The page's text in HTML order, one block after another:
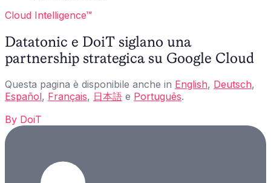
Cloud Intelligence™
Datatonic e DoiT siglano una
partnership strategica su Google Cloud
Questa pagina è disponibile anche in English, Deutsch,
Español, Français, 日本語 e Português.
By DoiT